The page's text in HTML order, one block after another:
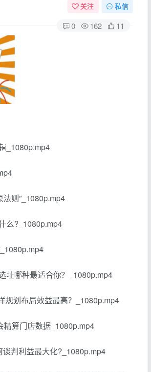
关注 私信
0 162 11
_1080p.mp4
则”_1080p.mp4
么?_1080p.mp4
址哪种最适合你？_1080p.mp4
规划布局效益最高？_1080p.mp4
算门店数据_1080p.mp4
判利益最大化?_1080p.mp4